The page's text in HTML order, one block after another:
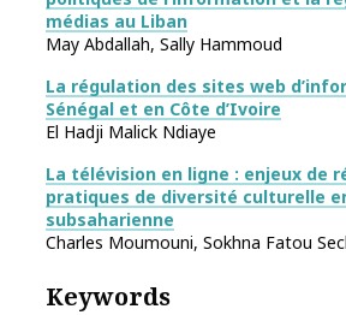
médias au Liban
May Abdallah, Sally Hammoud
La régulation des sites web
Sénégal et en Côte d’Ivoire
El Hadji Malick Ndiaye
La télévision en ligne : enjeux de
pratiques de diversité culturelle
subsaharienne
Charles Moumouni, Sokhna Fatou
Keywords